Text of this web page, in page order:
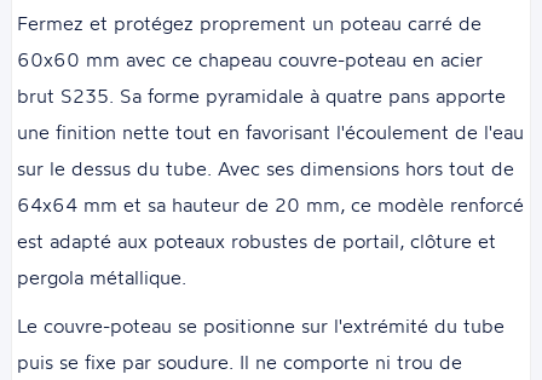
Fermez et protégez proprement un poteau carré de
60x60 mm avec ce chapeau couvre-poteau en acier
brut S235. Sa forme pyramidale à quatre pans apporte
une finition nette tout en favorisant l'écoulement de l'eau
sur le dessus du tube. Avec ses dimensions hors tout de
64x64 mm et sa hauteur de 20 mm, ce modèle renforcé
est adapté aux poteaux robustes de portail, clôture et
pergola métallique.
Le couvre-poteau se positionne sur l'extrémité du tube
puis se fixe par soudure. Il ne comporte ni trou de